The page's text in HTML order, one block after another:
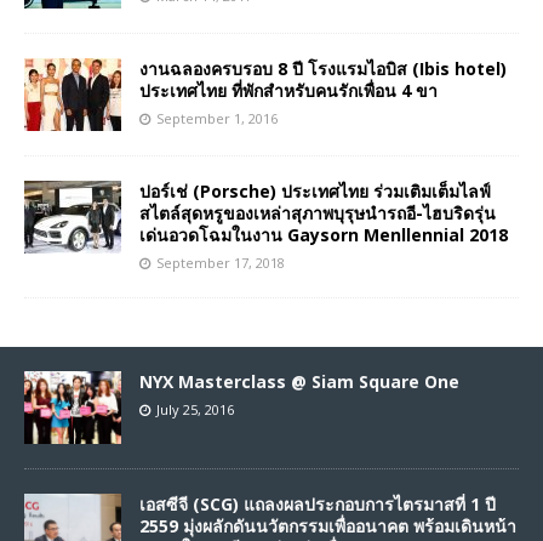
งานฉลองครบรอบ 8 ปี โรงแรมไอบิส (Ibis hotel)
ประเทศไทย ที่พักสำหรับคนรักเพื่อน 4 ขา
September 1, 2016
ปอร์เช่ (Porsche) ประเทศไทย ร่วมเติมเต็มไลฟ์
สไตล์สุดหรูของเหล่าสุภาพบุรุษนำรถอี-ไฮบริดรุ่น
เด่นอวดโฉมในงาน Gaysorn Menllennial 2018
September 17, 2018
NYX Masterclass @ Siam Square One
July 25, 2016
เอสซีจี (SCG) แถลงผลประกอบการไตรมาสที่ 1 ปี
2559 มุ่งผลักดันนวัตกรรมเพื่ออนาคต พร้อมเดินหน้า